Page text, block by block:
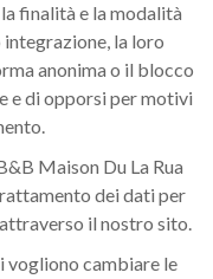
finalità e la modalità
la loro
anonima o il blocco
e di opporsi per motivi
Maison Du La Rua
dei dati per
il nostro sito.
vogliono cambiare le